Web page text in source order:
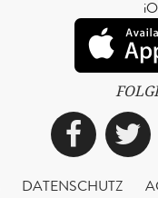
DATENSCHUTZ